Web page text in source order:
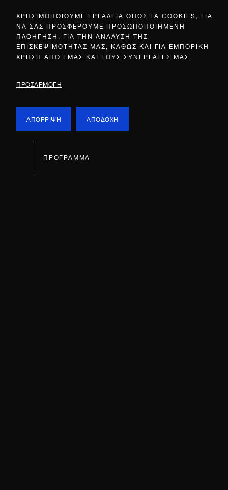
ΧΡΗΣΙΜΟΠΟΙΟΥΜΕ ΕΡΓΑΛΕΙΑ ΟΠΩΣ ΤΑ COOKIES, ΓΙΑ
ΝΑ ΣΑΣ ΠΡΟΣΦΕΡΟΥΜΕ ΠΡΟΣΩΠΟΠΟΙΗΜΕΝΗ
ΠΛΟΗΓΗΣΗ, ΓΙΑ ΤΗΝ ΑΝΑΛΥΣΗ ΤΗΣ
ΕΠΙΣΚΕΨΙΜΟΤΗΤΑΣ ΜΑΣ, ΚΑΘΩΣ ΚΑΙ ΓΙΑ ΕΜΠΟΡΙΚΗ
ΧΡΗΣΗ ΑΠΟ ΕΜΑΣ ΚΑΙ ΤΟΥΣ ΣΥΝΕΡΓΑΤΕΣ ΜΑΣ.
ΠΡΟΣΑΡΜΟΓΗ
ΑΠΟΡΡΙΨΗ ΑΠΟΔΟΧΗ
ΠΡΟΓΡΑΜΜΑ